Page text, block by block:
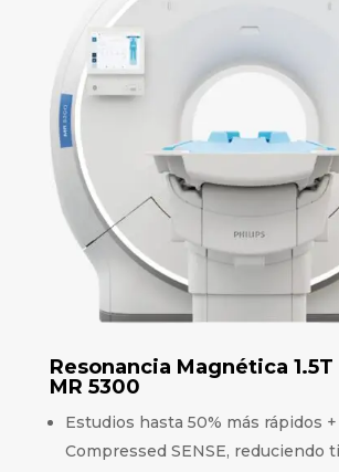
Resonancia Magnética
MR 5300
Estudios hasta 50% más rápidos
Compressed SENSE, reduciendo